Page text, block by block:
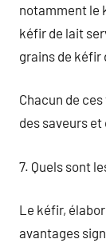
notamment le
kéfir de lait
grains de kéfir
Chacun de
des saveurs
7. Quels sont
Le kéfir,
avantages